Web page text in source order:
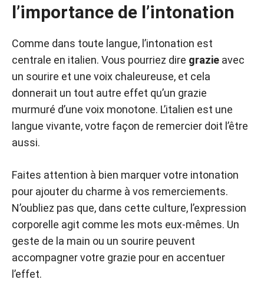
l’importance de l’intonation
Comme dans toute langue, l’intonation est
centrale en italien. Vous pourriez dire grazie avec
un sourire et une voix chaleureuse, et cela
donnerait un tout autre effet qu’un grazie
murmuré d’une voix monotone. L’italien est une
langue vivante, votre façon de remercier doit l’être
aussi.
Faites attention à bien marquer votre intonation
pour ajouter du charme à vos remerciements.
N’oubliez pas que, dans cette culture, l’expression
corporelle agit comme les mots eux-mêmes. Un
geste de la main ou un sourire peuvent
accompagner votre grazie pour en accentuer
l’effet.